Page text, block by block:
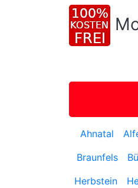
Ahnatal
Braunfels
Herbstein